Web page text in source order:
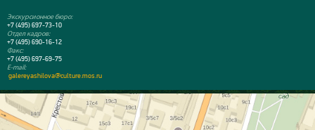
Экскурсионное бюро:
+7 (495) 697-73-10
Отдел кадров:
+7 (495) 690-16-12
Факс:
+7 (495) 697-69-75
E-mail:
galereyashilova@culture.mos.ru